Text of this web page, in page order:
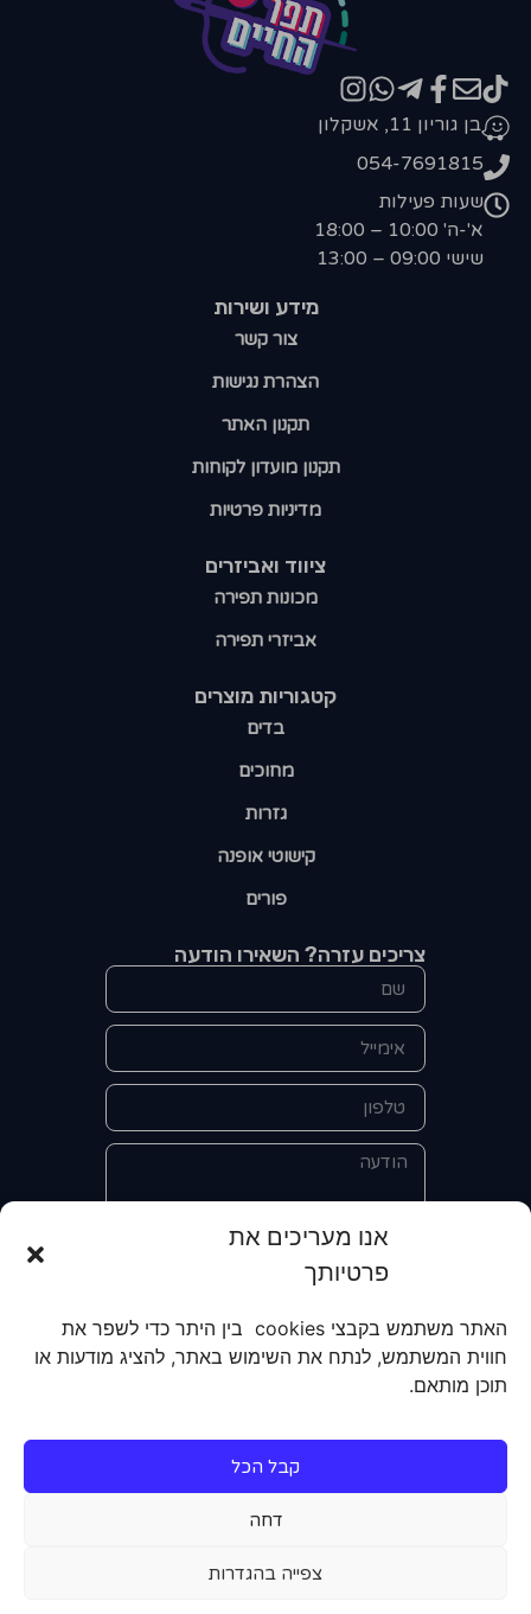
אנו מעריכים את
פרטיותך
האתר משתמש בקבצי cookies בין היתר כדי לשפר את
חווית המשתמש, לנתח את השימוש באתר, להציג מודעות או
תוכן מותאם.
קבל הכל
דחה
צפייה בהגדרות
קטגוריות מוצרים​
בדים
מחוכים
גזרות
קישוטי אופנה
פורים
ציווד ואביזרים
מכונות תפירה
אביזרי תפירה
מידע ושירות
צור קשר
הצהרת נגישות
תקנון האתר
תקנון מועדון לקוחות
מדיניות פרטיות
בן גוריון 11, אשקלון
054-7691815
שעות פעילות
א'-ה' 10:00 – 18:00
שישי 09:00 – 13:00
צריכים עזרה? השאירו הודעה
אני מאשר/ת את מסירת הפרטים
קבלת מידע על מוצרים, שירותים, מועדון
לקוחות. אני מודע/ת שאוכל לבטל את
הרישום שלי בכל עת ושעל מסירת הפרטים